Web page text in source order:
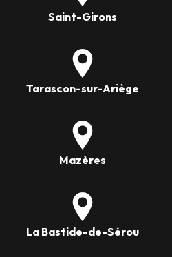
Saint-Girons
Tarascon-sur-Ariège
Mazères
La Bastide-de-Sérou